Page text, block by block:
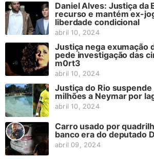
Daniel Alves: Justiça da
recurso e mantém ex-
liberdade condicional
abril 10, 2024
Justiça nega exumação
pede investigação das
m0rt3
abril 10, 2024
Justiça do Rio suspende
milhões a Neymar por
abril 10, 2024
Carro usado por
banco era do deputado
abril 09, 2024